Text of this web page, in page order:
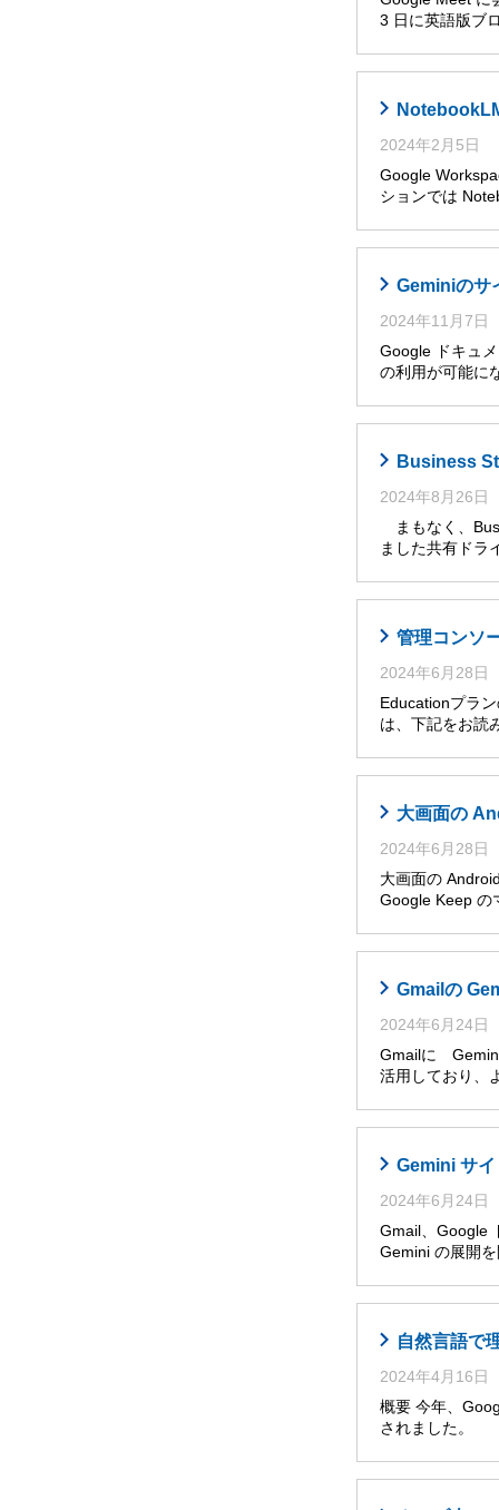
3 日に英語版ブ
2024年2月5日
Google
ションでは
Geminiのサ
2024年11月7日
Google ドキュ
の利用が可能に
Business
2024年8月26日
まもなく、
ました共有ドラ
管理コンソ
2024年6月28日
Educationプラ
は、下記をお
大画面の
2024年6月28日
大画面の
Google Keep の
Gmailの
2024年6月24日
Gmailに Gemini
活用しており、
Gemini サ
2024年6月24日
Gmail、Google
Gemini の展開
自然言語で
2024年4月16日
概要 今年、
されました。